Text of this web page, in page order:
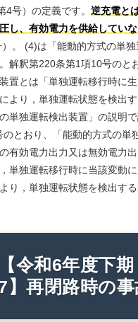
4号）の定義です。 逆充電と
し、有効電力を供給してい
）。 (4)は「能動的方式の単
解釈第220条第1項10号のと
置とは「単独運転移行時に
より，単独運転状態を検出
単独運転検出装置」の説明
とおり、「能動的方式の単
有効電力出力又は無効電力
単独運転移行時に当該変動
り，単独運転状態を検出する
【令和6年度下
】再閉路時の